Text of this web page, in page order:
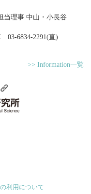
当理事 中山・小長谷
03-6834-2291(直)
>> Information一覧
利用について